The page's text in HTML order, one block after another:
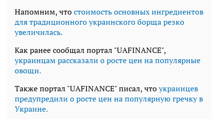
Напомним, чтостоимость основных ингредиентов
для традиционного украинского борща резко
увеличилась.
Как ранее сообщал портал "UAFINANCE",
украинцам рассказали о росте цен на популярные
овощи.
Также портал "UAFINANCE" писал, чтоукраинцев
предупредили о росте цен на популярную гречку в
Украине.